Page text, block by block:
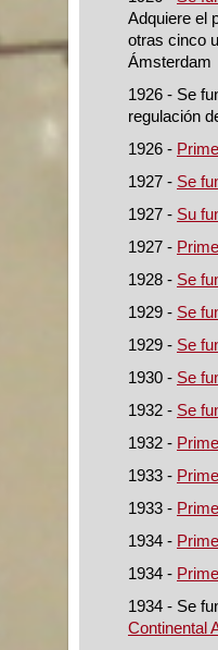
Adquiere el
otras cinco
Ámsterdam
1926 - Se
regulación
1926 -
1927 - Se
1927 - Su
1927 -
1928 - Se
1929 - Se
1929 - Se
1930 - Se
1932 - Se
1932 -
1933 -
1933 -
1934 -
1934 -
1934 - Se
Continental